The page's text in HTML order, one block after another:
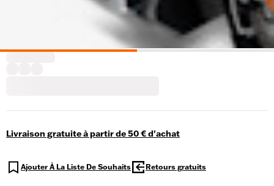
Livraison gratuite à partir de 50 € d'achat
Ajouter À La Liste De Souhaits Retours gratuits